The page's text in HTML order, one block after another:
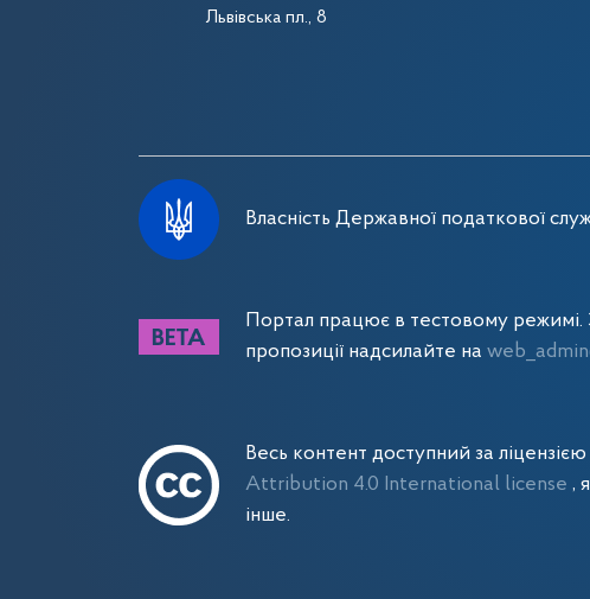
Львівська пл., 8
Власність Державної податкової
Портал працює в тестовому режимі.
пропозиції надсилайте на
Весь контент доступний за ліцензією
Attribution 4.0 International license ,
інше.